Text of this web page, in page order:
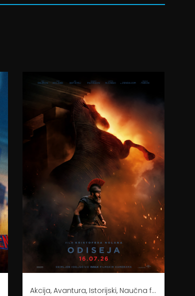
20:00
09.08.2026.
10.08.2026. 11.08.2026.
12.08.2026.
Akcija, Avantura, Istorijski, Naučna fantastika